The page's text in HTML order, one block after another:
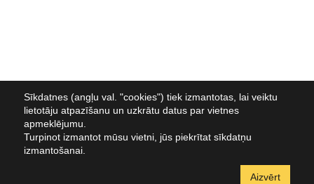
Sīkdatnes (angļu val. "cookies") tiek izmantotas, lai veiktu
lietotāju atpazīšanu un uzkrātu datus par vietnes
apmeklējumu.
Turpinot izmantot mūsu vietni, jūs piekrītat sīkdatņu
izmantošanai.
Aizvērt